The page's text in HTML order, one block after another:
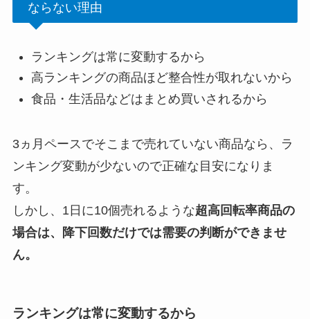
ならない理由
ランキングは常に変動するから
高ランキングの商品ほど整合性が取れないから
食品・生活品などはまとめ買いされるから
3ヵ月ペースでそこまで売れていない商品なら、ラ
ンキング変動が少ないので正確な目安になりま
す。
しかし、1日に10個売れるような超高回転率商品の
場合は、降下回数だけでは需要の判断ができませ
ん。
ランキングは常に変動するから